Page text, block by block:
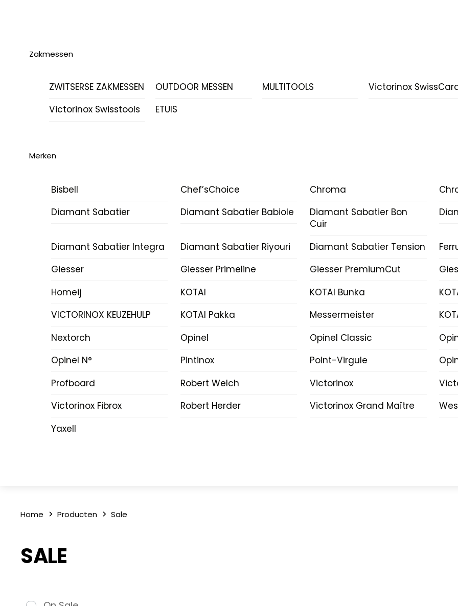
Zakmessen
ZWITSERSE ZAKMESSEN OUTDOOR MESSEN MULTITOOLS
Victorinox
Victorinox Swisstools
ETUIS
Merken
Bisbell Chef’sChoice Chroma
Diamant Sabatier
Diamant Sabatier Babiole
Diamant Sabatier Bon
Cuir
Diamant Sabatier Integra Diamant Sabatier Riyouri Diamant Sabatier Tension
Giesser
Giesser Primeline Giesser PremiumCut
Homeij
KOTAI KOTAI Bunka
VICTORINOX KEUZEHULP
KOTAI Pakka Messermeister
Nextorch
Opinel Opinel Classic
Opinel N°
Pintinox Point-Virgule
Profboard
Robert Welch Victorinox
Victorinox Fibrox
Robert Herder Victorinox Grand Maître
Yaxell
Home Producten Sale
SALE